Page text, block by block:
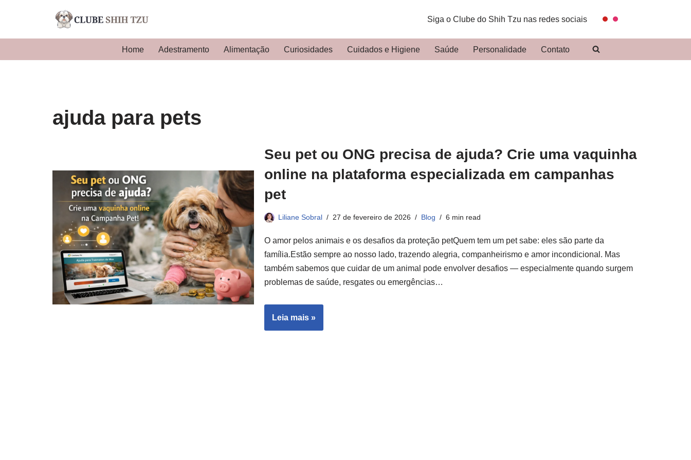
Siga o Clube do Shih Tzu nas redes sociais
Home Adestramento Alimentação Curiosidades Cuidados e Higiene Saúde Personalidade Contato
ajuda para pets
Seu pet ou ONG precisa de ajuda? Crie uma vaquinha
online na plataforma especializada em campanhas
pet
Liliane Sobral 27 de fevereiro de 2026 Blog 6 min read
O amor pelos animais e os desafios da proteção petQuem tem um pet sabe: eles são parte da
família.Estão sempre ao nosso lado, trazendo alegria, companheirismo e amor incondicional. Mas
também sabemos que cuidar de um animal pode envolver desafios — especialmente quando surgem
problemas de saúde, resgates ou emergências…
Leia mais »